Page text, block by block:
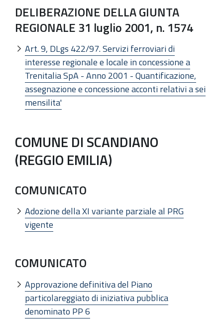
DELIBERAZIONE DELLA GIUNTA
REGIONALE 31 luglio 2001, n. 1574
Art. 9, DLgs 422/97. Servizi ferroviari di
interesse regionale e locale in concessione a
Trenitalia SpA - Anno 2001 - Quantificazione,
assegnazione e concessione acconti relativi a sei
mensilita'
COMUNE DI SCANDIANO
(REGGIO EMILIA)
COMUNICATO
Adozione della XI variante parziale al PRG
vigente
COMUNICATO
Approvazione definitiva del Piano
particolareggiato di iniziativa pubblica
denominato PP 6